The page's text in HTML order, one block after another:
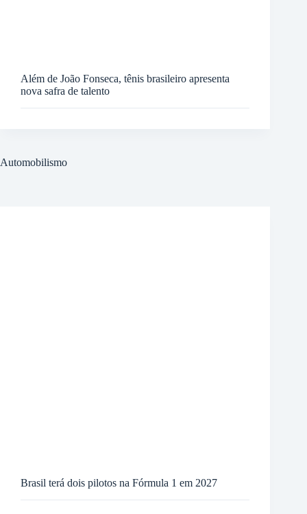
Além de João Fonseca, tênis brasileiro apresenta
nova safra de talento
Automobilismo
Brasil terá dois pilotos na Fórmula 1 em 2027